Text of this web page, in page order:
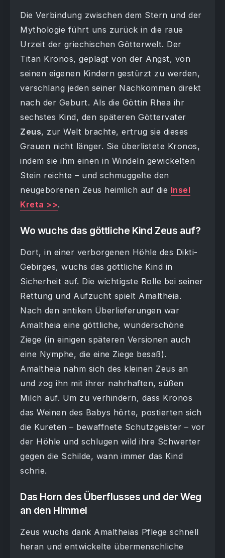
Die Verbindung zwischen dem Stern und der
Mythologie führt uns zurück in die raue
Urzeit der griechischen Götterwelt. Der
Titan Kronos, geplagt von der Angst, von
seinen eigenen Kindern gestürzt zu werden,
verschlang jeden seiner Nachkommen direkt
nach der Geburt. Als die Göttin Rhea ihr
sechstes Kind, den späteren Göttervater
Zeus, zur Welt brachte, ertrug sie dieses
Grauen nicht länger. Sie überlistete Kronos,
indem sie ihm einen in Windeln gewickelten
Stein reichte – und schmuggelte den
neugeborenen Zeus heimlich auf die Insel
Kreta >>.
Wo wuchs das göttliche Kind Zeus auf?
Dort, in einer verborgenen Höhle des Dikti-
Gebirges, wuchs das göttliche Kind in
Sicherheit auf. Die wichtigste Rolle bei seiner
Rettung und Aufzucht spielt Amaltheia.
Nach den antiken Überlieferungen war
Amaltheia eine göttliche, wunderschöne
Ziege (in einigen späteren Versionen auch
eine Nymphe, die eine Ziege besaß).
Amaltheia nahm sich des kleinen Zeus an
und zog ihn mit ihrer nahrhaften, süßen
Milch auf. Um zu verhindern, dass Kronos
das Weinen des Babys hörte, postierten sich
die Kureten – bewaffnete Schutzgeister – vor
der Höhle und schlugen wild ihre Schwerter
gegen die Schilde, wann immer das Kind
schrie.
Das Horn des Überflusses und der Weg
an den Himmel
Zeus wuchs dank Amaltheias Pflege schnell
heran und entwickelte übermenschliche